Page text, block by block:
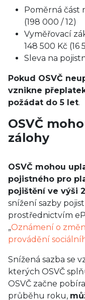
Poměrná část
(198 000 / 12)
Vyměřovací
148 500 Kč (16
Sleva na
Pokud OSVČ
vznikne
požádat do 5 let.
OSVČ
zálohy
OSVČ mohou
pojistného pro
pojištění ve výši
snížení sazby
prostřednictvím
„Oznámení o
provádění
Snížená sazba se
kterých OSVČ
OSVČ začne
průběhu roku,